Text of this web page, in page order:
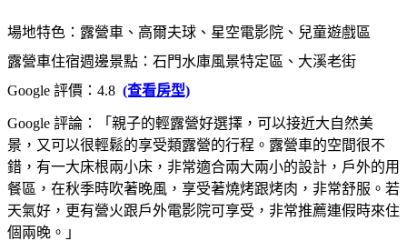
場地特色：露營車、高爾夫球、星空電影院、兒童遊戲區
露營車住宿週邊景點：石門水庫風景特定區、大溪老街
Google 評價：4.8 (查看房型)
Google 評論：「親子的輕露營好選擇，可以接近大自然美
景，又可以很輕鬆的享受類露營的行程。露營車的空間很不
錯，有一大床根兩小床，非常適合兩大兩小的設計，戶外的用
餐區，在秋季時吹著晚風，享受著燒烤跟烤肉，非常舒服。若
天氣好，更有營火跟戶外電影院可享受，非常推薦連假時來住
個兩晚。」